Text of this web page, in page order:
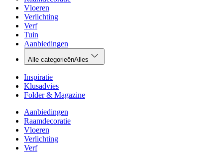
Vloeren
Verlichting
Verf
Tuin
Aanbiedingen
Alle categorieënAlles
Inspiratie
Klusadvies
Folder & Magazine
Aanbiedingen
Raamdecoratie
Vloeren
Verlichting
Verf